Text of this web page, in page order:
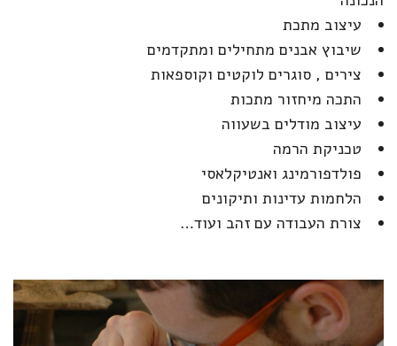
עיצוב מתכת
שיבוץ אבנים מתחילים ומתקדמים
צירים , סוגרים לוקטים וקוספאות
התכה מיחזור מתכות
עיצוב מודלים בשעווה
טכניקת הרמה
פולדפורמינג ואנטיקלאסי
הלחמות עדינות ותיקונים
צורת העבודה עם זהב ועוד…